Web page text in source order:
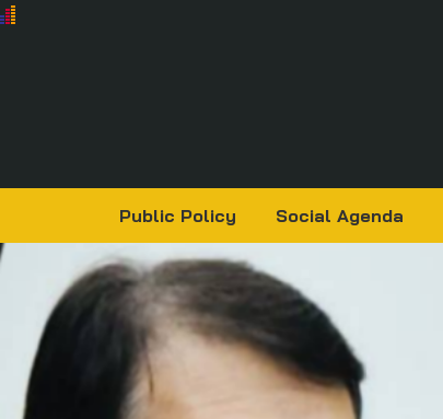
Public Policy Social Agenda